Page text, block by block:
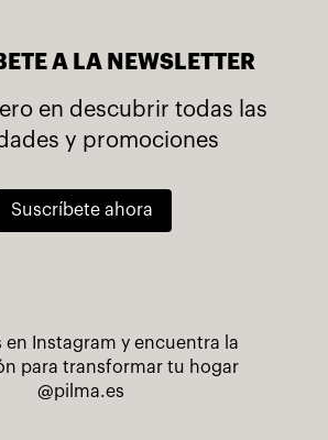
A LA NEWSLETTER
en descubrir todas las
y promociones
Suscríbete ahora
en Instagram y encuentra la
para transformar tu hogar
@pilma.es